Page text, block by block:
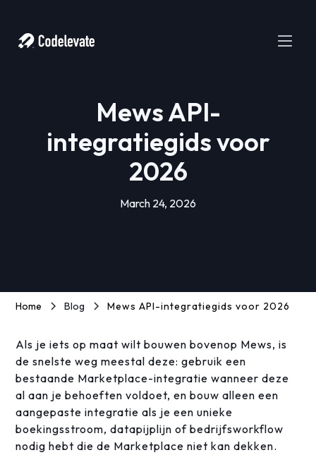
Mews API-
integratiegids voor
2026
March 24, 2026
Home Blog Mews API-integratiegids voor 2026
Als je iets op maat wilt bouwen bovenop Mews, is
de snelste weg meestal deze: gebruik een
bestaande Marketplace-integratie wanneer deze
al aan je behoeften voldoet, en bouw alleen een
aangepaste integratie als je een unieke
boekingsstroom, datapijplijn of bedrijfsworkflow
nodig hebt die de Marketplace niet kan dekken.